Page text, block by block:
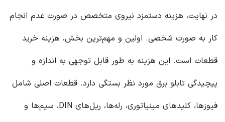
در نهایت، هزینه دستمزد نیروی متخصص در صورت عدم انجام
کار به صورت شخصی. اولین و مهم‌ترین بخش، هزینه خرید
قطعات است. این هزینه به طور قابل توجهی به اندازه و
پیچیدگی تابلو برق مورد نظر بستگی دارد. قطعات اصلی شامل
فیوزها، کلیدهای مینیاتوری، رله‌ ها، ریل‌های DIN، سیم‌ها و